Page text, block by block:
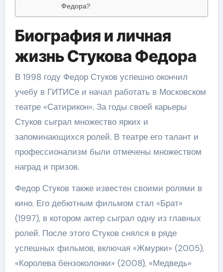
Федора?
Биография и личная
жизнь Стукова Федора
В 1998 году Федор Стуков успешно окончил
учебу в ГИТИСе и начал работать в Московском
театре «Сатирикон». За годы своей карьеры
Стуков сыграл множество ярких и
запоминающихся ролей. В театре его талант и
профессионализм были отмечены множеством
наград и призов.
Федор Стуков также известен своими ролями в
кино. Его дебютным фильмом стал «Брат»
(1997), в котором актер сыграл одну из главных
ролей. После этого Стуков снялся в ряде
успешных фильмов, включая «Жмурки» (2005),
«Королева бензоколонки» (2008), «Медведь»